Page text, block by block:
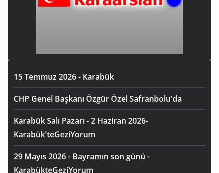
15 Temmuz 2026 - Karabük
CHP Genel Başkanı Özgür Özel Safranbolu'da
Karabük Salı Pazarı - 2 Haziran 2026-
Karabük'teGeziYorum
29 Mayıs 2026 - Bayramın son günü -
KarabükteGeziYorum